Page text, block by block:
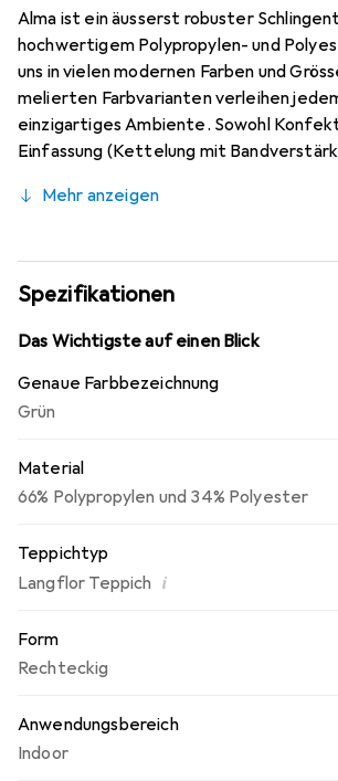
Alma ist ein äusserst robuster
hochwertigem Polypropylen- und
uns in vielen modernen Farben und
melierten Farbvarianten verleihen
einzigartiges Ambiente. Sowohl
Einfassung (Kettelung mit
Das Garn ist äusserst unempfindlich und
schadstoffgeprüft durch die
umweltfreundlicher Teppichboden e.V.
Mehr anzeigen
Spezifikationen
Das Wichtigste auf einen Blick
Genaue Farbbezeichnung
Grün
Material
66% Polypropylen und 34% Polyester
Teppichtyp
Langflor Teppich i
Form
Rechteckig
Anwendungsbereich
Indoor